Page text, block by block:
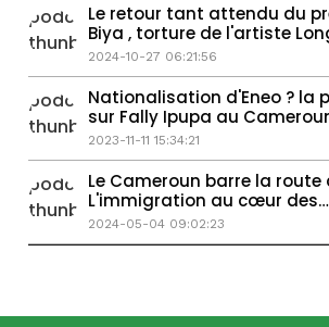
Le retour tant attendu du
Biya , torture de l'artiste
Longue
2024-10-27 06:21:56
Nationalisation d'Eneo ? la
sur Fally Ipupa au
indompdables
2023-11-11 15:34:21
Le Cameroun barre la route
L'immigration au cœur des
préoccupations
2024-05-04 09:02:23